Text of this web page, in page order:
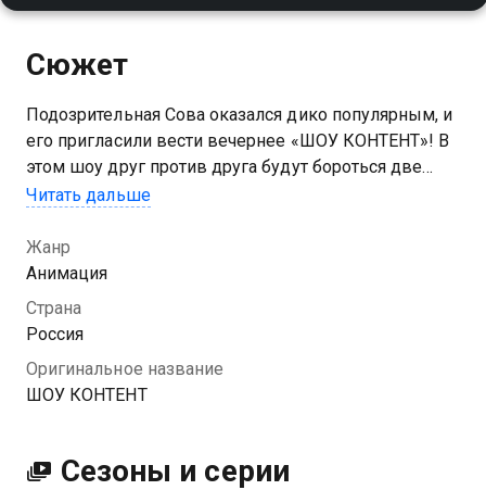
Сюжет
Подозрительная Сова оказался дико популярным, и
его пригласили вести вечернее «ШОУ КОНТЕНТ»! В
этом шоу друг против друга будут бороться две
команды. Команды снимают ролики на заданные
контент круче. Все это под контролем Совы, конечно
же!
Посмотреть онлайн 1 сезон сериала ШОУ КОНТЕНТ
качестве на Казахтелеком
Читать дальше
Жанр
Анимация
Страна
Россия
Оригинальное название
ШОУ КОНТЕНТ
Сезоны и серии